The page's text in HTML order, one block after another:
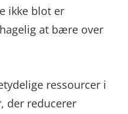
ikke blot er
at bære over
ressourcer i
der reducerer